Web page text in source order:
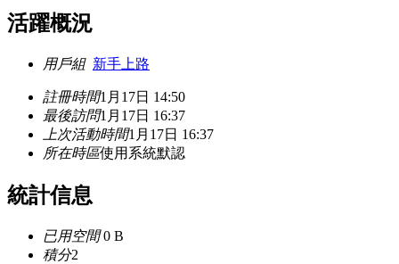
活躍概況
用戶組 新手上路
註冊時間1月17日 14:50
最後訪問1月17日 16:37
上次活動時間1月17日 16:37
所在時區使用系統默認
統計信息
已用空間0 B
積分2